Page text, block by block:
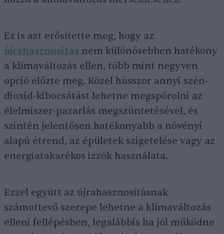
Ez is azt erősítette meg, hogy az
újrahasznosítás nem különösebben hatékony
a klímaváltozás ellen, több mint negyven
opció előzte meg. Közel hússzor annyi szén-
dioxid-kibocsátást lehetne megspórolni az
élelmiszer-pazarlás megszüntetésével, és
szintén jelentősen hatékonyabb a növényi
alapú étrend, az épületek szigetelése vagy az
energiatakarékos izzók használata.
Ezzel együtt az újrahasznosításnak
számottevő szerepe lehetne a klímaváltozás
elleni fellépésben, legalábbis ha jól működne